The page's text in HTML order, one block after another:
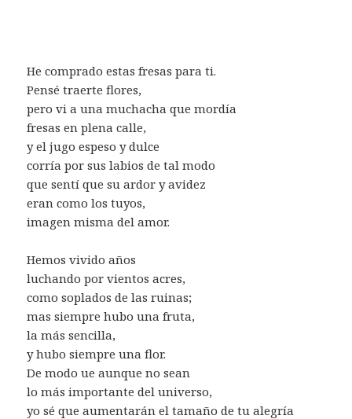
He comprado estas fresas para ti.
Pensé traerte flores,
pero vi a una muchacha que mordía
fresas en plena calle,
y el jugo espeso y dulce
corría por sus labios de tal modo
que sentí que su ardor y avidez
eran como los tuyos,
imagen misma del amor.
Hemos vivido años
luchando por vientos acres,
como soplados de las ruinas;
mas siempre hubo una fruta,
la más sencilla,
y hubo siempre una flor.
De modo ue aunque no sean
lo más importante del universo,
yo sé que aumentarán el tamaño de tu alegría